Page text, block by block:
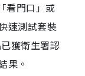
看門口」或
速測試套裝
獲衛生署認
果。